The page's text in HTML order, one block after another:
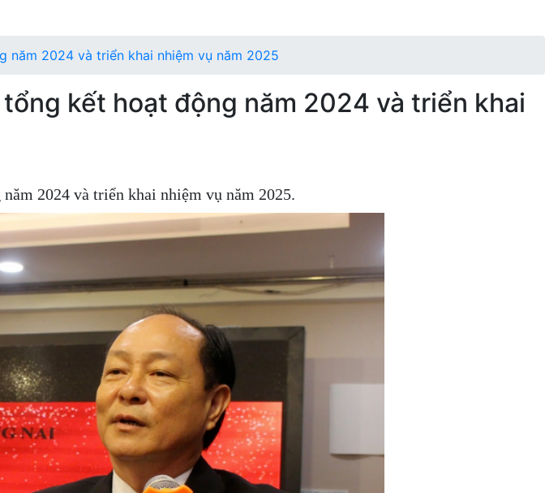
2024 và triển khai nhiệm vụ năm 2025
kết hoạt động năm 2024 và triển khai
2024 và triển khai nhiệm vụ năm 2025.